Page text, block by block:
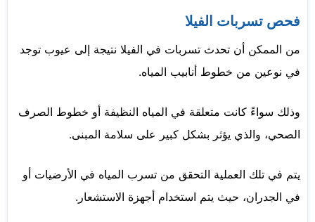
فحص تسربات الفيلا
من الممكن أن تحدث تسربات في الفيلا نتيجة إلى عيوب توجد
في نوعين من خطوط أنابيب المياه.
وذلك سواءً كانت متعلقة في المياه النظيفة أو خطوط الصرف
الصحي، والذي يؤثر بشكل كبير على سلامة المبنى.
يتم في تلك العملية التحقق من تسرب المياه في الأرضيات أو
في الجدران، حيث يتم استخدام أجهزة الاستشعار.